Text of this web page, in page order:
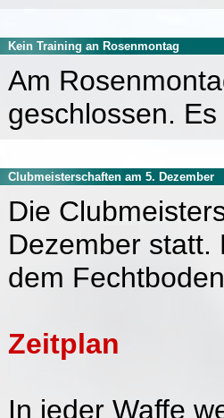
Kein Training an Rosenmontag
Am
geschlossen.
Clubmeisterschaften am 5. Dezember
Die
Dezember statt.
dem
Zeitplan
In jeder Waffe